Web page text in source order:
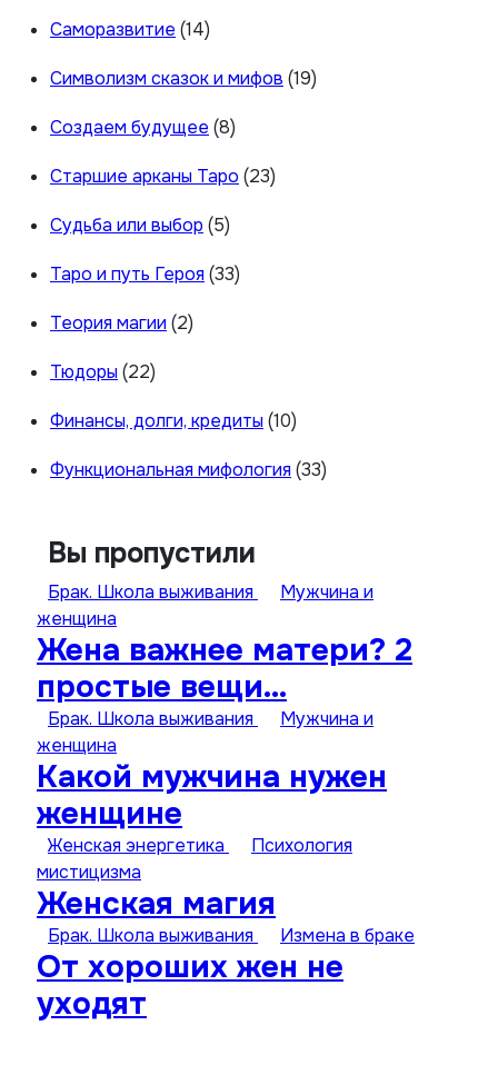
Саморазвитие (14)
Символизм сказок и мифов (19)
Создаем будущее (8)
Старшие арканы Таро (23)
Судьба или выбор (5)
Таро и путь Героя (33)
Теория магии (2)
Тюдоры (22)
Финансы, долги, кредиты (10)
Функциональная мифология (33)
Вы пропустили
Брак. Школа выживания
Мужчина и
женщина
Жена важнее матери? 2
простые вещи…
Брак. Школа выживания
Мужчина и
женщина
Какой мужчина нужен
женщине
Женская энергетика
Психология
мистицизма
Женская магия
Брак. Школа выживания Измена в браке
От хороших жен не
уходят